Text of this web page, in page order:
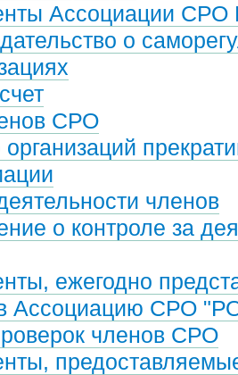
Ассоциации СРО
о
СРО
организаций
членов
о контроле за
ежегодно
Ассоциацию СРО
членов СРО